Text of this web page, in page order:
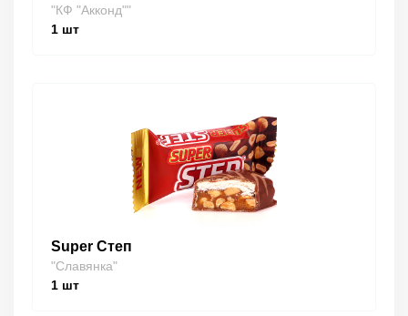
"КФ "Акконд""
1 шт
Super Степ
"Славянка"
1 шт